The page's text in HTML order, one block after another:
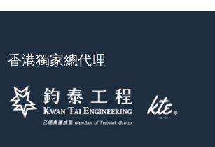
香港獨家總代理